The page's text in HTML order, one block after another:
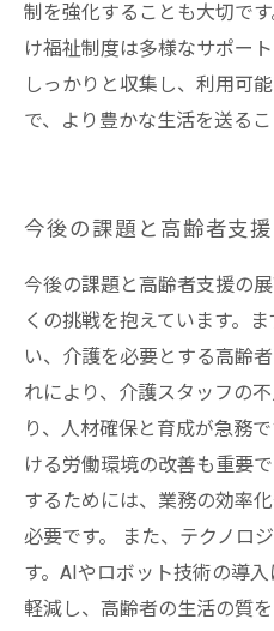
制を強化することも大切で
け福祉制度は多様なサポー
しっかりと収集し、利用可
で、より豊かな生活を送るこ
今後の課題と高齢者支
今後の課題と高齢者支援の
くの挑戦を抱えています。
い、介護を必要とする高齢
れにより、介護スタッフの
り、人材確保と育成が急務
ける労働環境の改善も重要
するためには、業務の効率
必要です。 また、テクノロ
す。AIやロボット技術の導
軽減し、高齢者の生活の質